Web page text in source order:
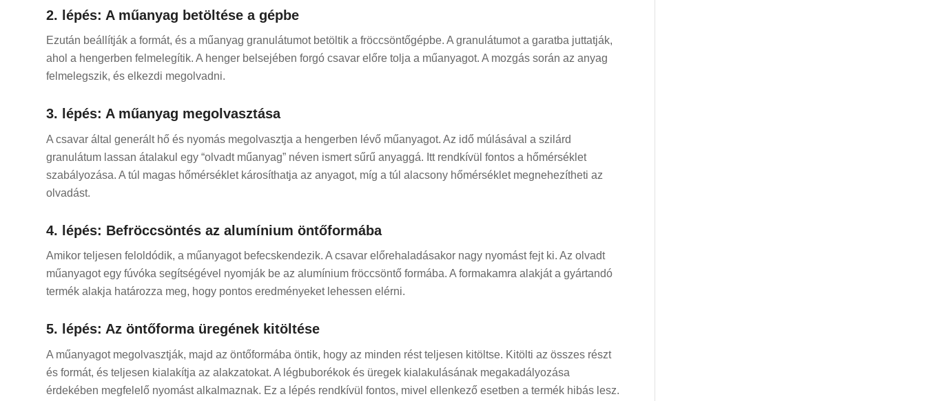
2. lépés: A műanyag betöltése a gépbe
Ezután beállítják a formát, és a műanyag granulátumot betöltik a fröccsöntőgépbe. A granulátumot a garatba juttatják,
ahol a hengerben felmelegítik. A henger belsejében forgó csavar előre tolja a műanyagot. A mozgás során az anyag
felmelegszik, és elkezdi megolvadni.
3. lépés: A műanyag megolvasztása
A csavar által generált hő és nyomás megolvasztja a hengerben lévő műanyagot. Az idő múlásával a szilárd
granulátum lassan átalakul egy “olvadt műanyag” néven ismert sűrű anyaggá. Itt rendkívül fontos a hőmérséklet
szabályozása. A túl magas hőmérséklet károsíthatja az anyagot, míg a túl alacsony hőmérséklet megnehezítheti az
olvadást.
4. lépés: Befröccsöntés az alumínium öntőformába
Amikor teljesen feloldódik, a műanyagot befecskendezik. A csavar előrehaladásakor nagy nyomást fejt ki. Az olvadt
műanyagot egy fúvóka segítségével nyomják be az alumínium fröccsöntő formába. A formakamra alakját a gyártandó
termék alakja határozza meg, hogy pontos eredményeket lehessen elérni.
5. lépés: Az öntőforma üregének kitöltése
A műanyagot megolvasztják, majd az öntőformába öntik, hogy az minden rést teljesen kitöltse. Kitölti az összes részt
és formát, és teljesen kialakítja az alakzatokat. A légbuborékok és üregek kialakulásának megakadályozása
érdekében megfelelő nyomást alkalmaznak. Ez a lépés rendkívül fontos, mivel ellenkező esetben a termék hibás lesz.